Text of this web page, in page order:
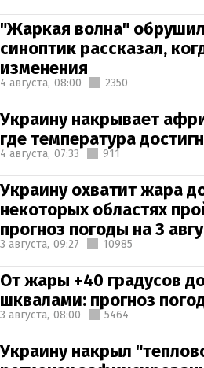
"Жаркая волна"
синоптик рассказал,
изменения
4 августа, 08:00 2350
Украину накрывает
где температура
4 августа, 07:33 911
Украину охватит жара
некоторых областях
прогноз погоды на 3
3 августа, 09:27 10985
От жары +40 градусов
шквалами: прогноз
3 августа, 08:00 5464
Украину накрыл